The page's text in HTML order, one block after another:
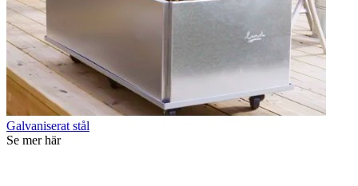
Galvaniserat stål
Se mer här